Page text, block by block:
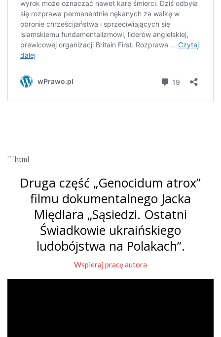
```html
Druga część „Genocidum atrox”
filmu dokumentalnego Jacka
Międlara „Sąsiedzi. Ostatni
Świadkowie ukraińskiego
ludobójstwa na Polakach”.
Wspieraj pracę autora